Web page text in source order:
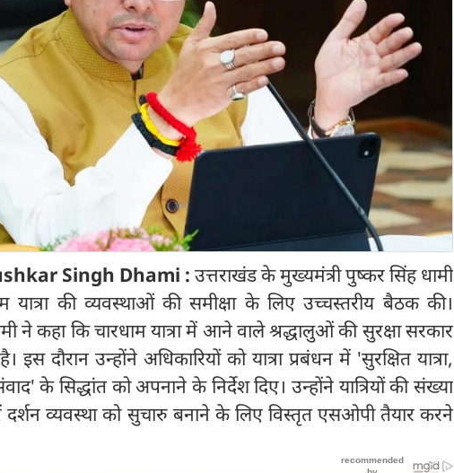
Singh Dhami : उत्तराखंड के मुख्यमंत्री पुष्कर सिंह धामी
यात्रा की व्यवस्थाओं की समीक्षा के लिए उच्चस्तरीय बैठक की।
ने कहा कि चारधाम यात्रा में आने वाले श्रद्धालुओं की सुरक्षा सरकार
इस दौरान उन्होंने अधिकारियों को यात्रा प्रबंधन में 'सुरक्षित यात्रा,
के सिद्धांत को अपनाने के निर्देश दिए। उन्होंने यात्रियों की संख्या
दर्शन व्यवस्था को सुचारु बनाने के लिए विस्तृत एसओपी तैयार करने